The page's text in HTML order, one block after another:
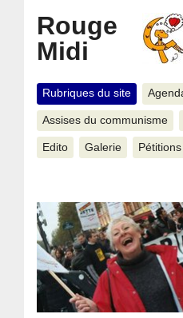
Rouge
Midi
Rubriques du site
Assises du communisme
Edito Galerie Pétitions